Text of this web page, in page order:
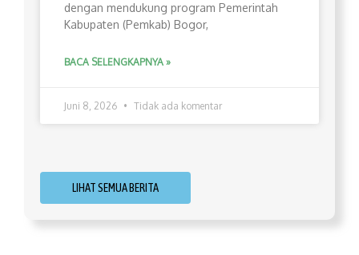
dengan mendukung program Pemerintah
Kabupaten (Pemkab) Bogor,
BACA SELENGKAPNYA »
Juni 8, 2026 Tidak ada komentar
LIHAT SEMUA BERITA